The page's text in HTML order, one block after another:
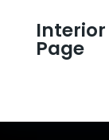
Page